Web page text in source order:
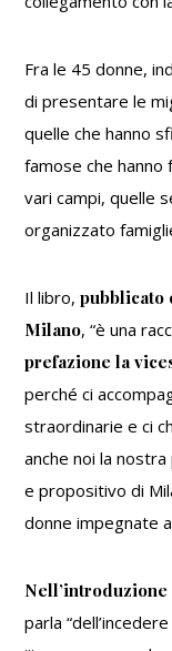
Fra le 45 donne,
di presentare le
quelle che hanno
famose che
vari campi, quelle
organizzato
Il libro,pubblicato
Milano, “è una
prefazione la
perché ci
straordinarie e ci
anche noi la
e propositivo di
donne impegnate
parla “